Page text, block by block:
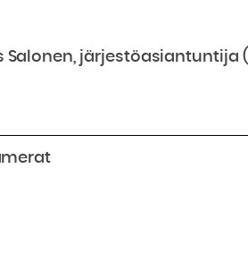
järjestöasiantuntija